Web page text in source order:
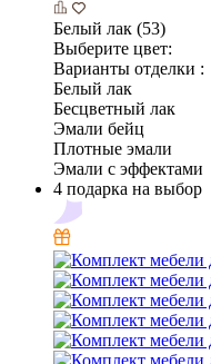
Белый лак (53)
Выберите цвет:
Варианты отделки :
Белый лак
Бесцветный лак
Эмали бейц
Плотные эмали
Эмали с эффектами
4 подарка на выбор